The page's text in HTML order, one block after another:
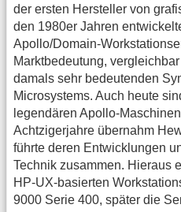
der ersten Hersteller von
den 1980er Jahren
Apollo/Domain-
Marktbedeutung,
damals sehr bedeutenden
Microsystems. Auch heute
legendären Apollo-
Achtzigerjahre übernahm
führte deren Entwicklungen
Technik zusammen. Hieraus
HP-UX-basierten
9000 Serie 400, später die